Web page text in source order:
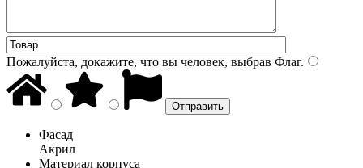
Пожалуйста, докажите, что вы человек, выбрав Флаг.
Фасад
Акрил
Материал корпуса